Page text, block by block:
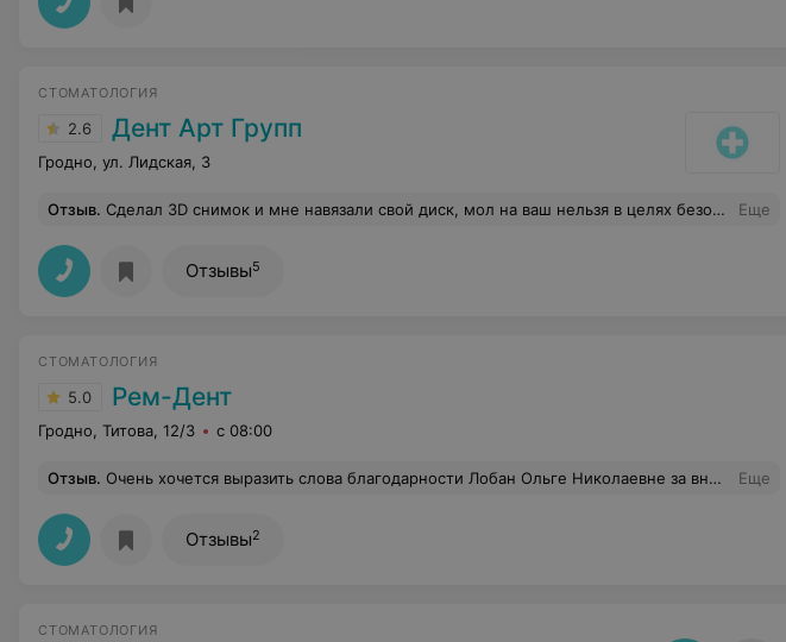
СТОМАТОЛОГИЯ
2.6 Дент Арт Групп
Гродно, ул. Лидская, 3
Отзыв. Сделал 3D снимок и мне навязали свой диск, мол на ваш нельзя в целях безопасности компьютера. По стоимости отдельно диска мне не смогли ответить. А если мой диск случайно повредится, то мне снова надо сделать снимок или заплатить за услугу по полной стоимости? Какой бред. Еще
Отзывы5
СТОМАТОЛОГИЯ
5.0 Рем-Дент
Гродно, Титова, 12/3 с 08:00
Отзыв. Очень хочется выразить слова благодарности Лобан Ольге Николаевне за внимательность, отзывчивость, чуткое отношение, высокий профессионализм. Качество лечения отличное. Еще
Отзывы2
СТОМАТОЛОГИЯ